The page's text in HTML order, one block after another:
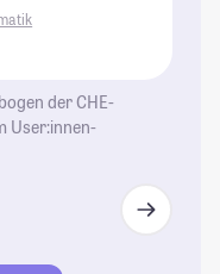
der CHE-
User:innen-